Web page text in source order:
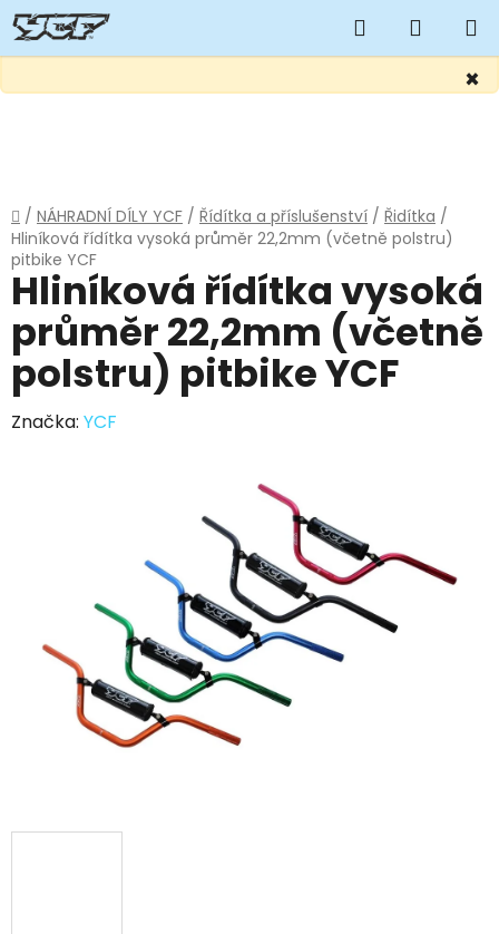
×
Hledat
KOŠÍK
Domů
/ NÁHRADNÍ DÍLY YCF / Řídítka a příslušenství / Řidítka /
Hliníková řídítka vysoká průměr 22,2mm (včetně polstru)
pitbike YCF
Hliníková řídítka vysoká
průměr 22,2mm (včetně
polstru) pitbike YCF
Značka: YCF